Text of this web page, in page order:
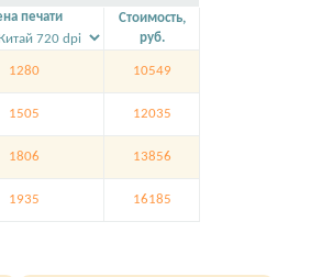
печати
Стоимость,
руб.
1280 10549
1505 12035
1806 13856
1935 16185